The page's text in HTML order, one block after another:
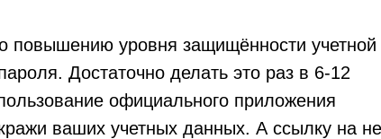
повышению уровня защищённости учетной
Достаточно делать это раз в 6-12
официального приложения
ваших учетных данных. А ссылку на